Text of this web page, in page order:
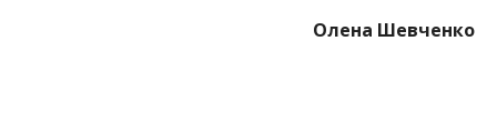
Олена Шевченко